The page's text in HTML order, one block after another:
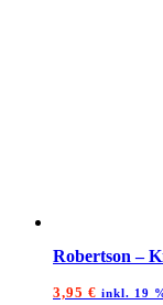
Robertson –
3,95 € inkl. 19